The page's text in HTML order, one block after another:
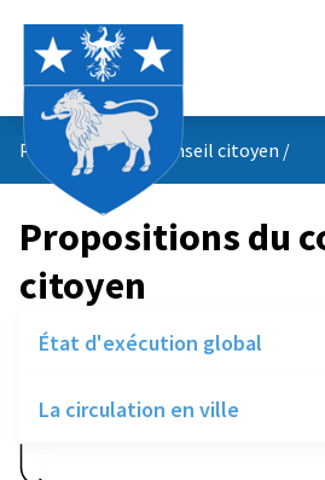
Propositions du conseil citoyen /
Propositions du
citoyen
État d'exécution global
La circulation en ville